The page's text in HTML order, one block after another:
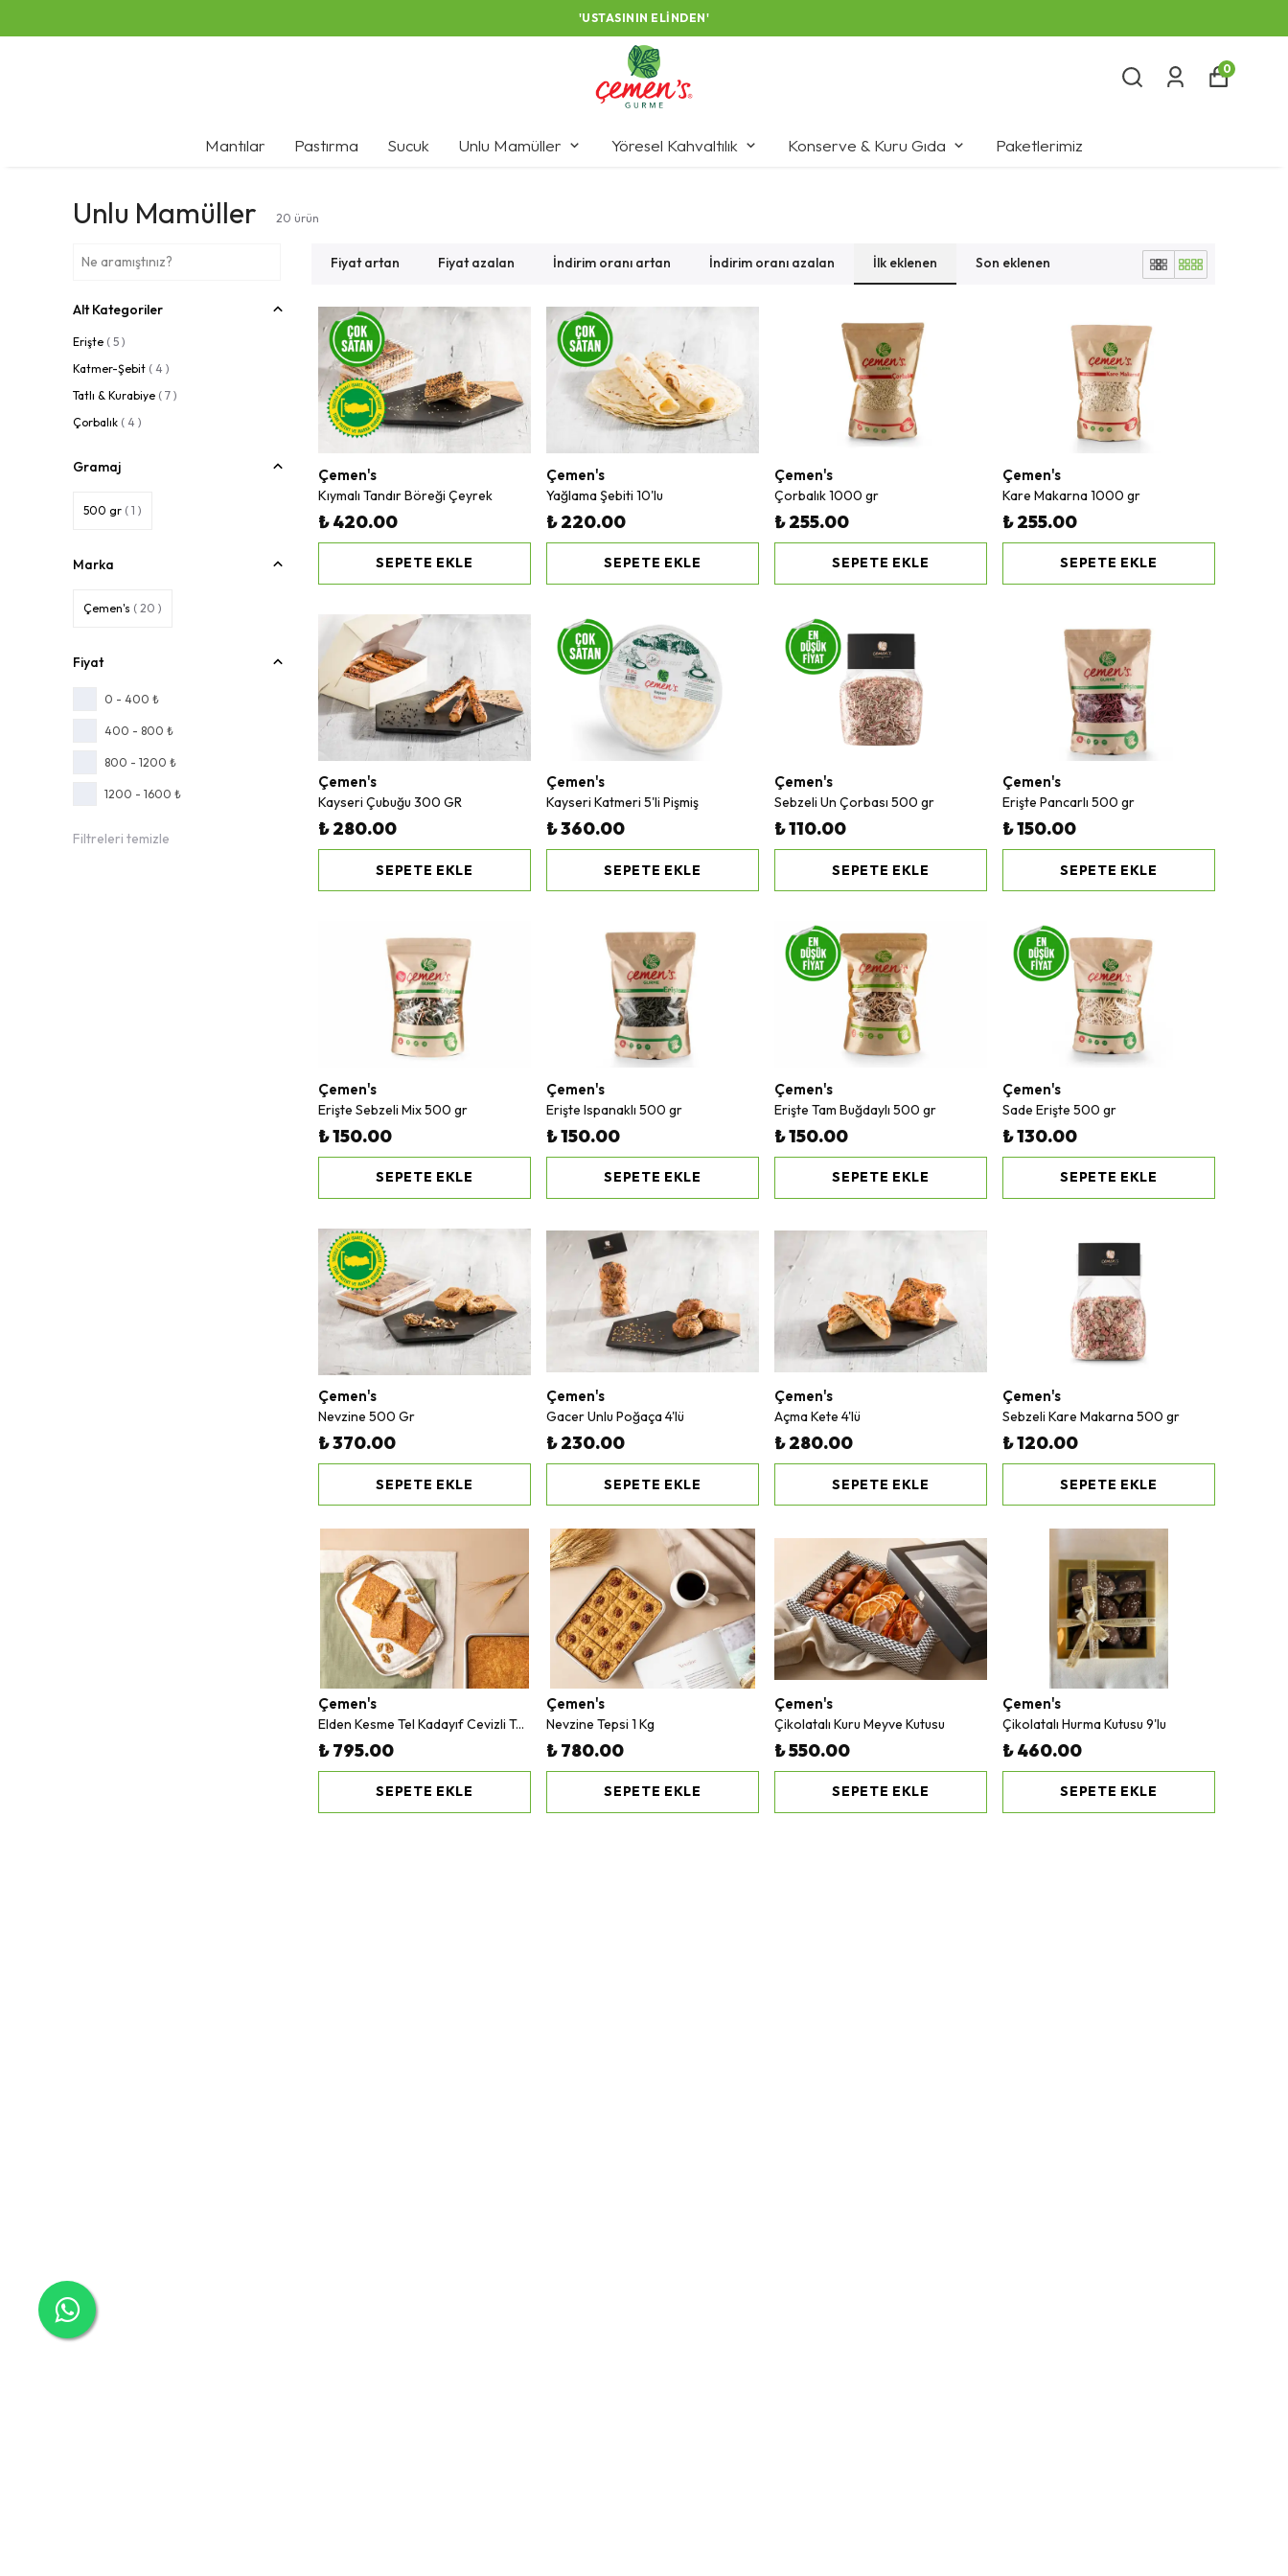
'USTASININ ELINDEN'
Mantılar Pastırma Sucuk Unlu Mamüller Yöresel Kahvaltılık Konserve & Kuru Gıda Paketlerimiz
0
Unlu Mamüller 20 ürün
Fiyat artan Fiyat azalan İndirim oranı artan İndirim oranı azalan İlk eklenen Son eklenen
Alt Kategoriler
Erişte ( 5 )
Katmer-Şebit ( 4 )
Tatlı & Kurabiye ( 7 )
Çorbalık ( 4 )
Gramaj
500 gr ( 1 )
Marka
Çemen's ( 20 )
Fiyat
0 - 400 ₺
400 - 800 ₺
800 - 1200 ₺
1200 - 1600 ₺
Filtreleri temizle
Çemen's
Kıymalı Tandır Böreği Çeyrek
₺ 420.00
SEPETE EKLE
Çemen's
Yağlama Şebiti 10'lu
₺ 220.00
SEPETE EKLE
Çemen's
Çorbalık 1000 gr
₺ 255.00
SEPETE EKLE
Çemen's
Kare Makarna 1000 gr
₺ 255.00
SEPETE EKLE
Çemen's
Kayseri Çubuğu 300 GR
₺ 280.00
SEPETE EKLE
Çemen's
Kayseri Katmeri 5'li Pişmiş
₺ 360.00
SEPETE EKLE
Çemen's
Sebzeli Un Çorbası 500 gr
₺ 110.00
SEPETE EKLE
Çemen's
Erişte Pancarlı 500 gr
₺ 150.00
SEPETE EKLE
Çemen's
Erişte Sebzeli Mix 500 gr
₺ 150.00
SEPETE EKLE
Çemen's
Erişte Ispanaklı 500 gr
₺ 150.00
SEPETE EKLE
Çemen's
Erişte Tam Buğdaylı 500 gr
₺ 150.00
SEPETE EKLE
Çemen's
Sade Erişte 500 gr
₺ 130.00
SEPETE EKLE
Çemen's
Nevzine 500 Gr
₺ 370.00
SEPETE EKLE
Çemen's
Gacer Unlu Poğaça 4'lü
₺ 230.00
SEPETE EKLE
Çemen's
Açma Kete 4'lü
₺ 280.00
SEPETE EKLE
Çemen's
Sebzeli Kare Makarna 500 gr
₺ 120.00
SEPETE EKLE
Çemen's
Elden Kesme Tel Kadayıf Cevizli Tepsi 1 Kg
₺ 795.00
SEPETE EKLE
Çemen's
Nevzine Tepsi 1 Kg
₺ 780.00
SEPETE EKLE
Çemen's
Çikolatalı Kuru Meyve Kutusu
₺ 550.00
SEPETE EKLE
Çemen's
Çikolatalı Hurma Kutusu 9'lu
₺ 460.00
SEPETE EKLE